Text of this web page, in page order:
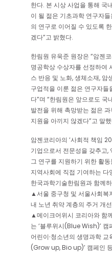
한다. 본 시상 사업을 통해 국
이 될 젊은 기초과학 연구자
의 연구로 이어질 수 있도록
겠다”고 밝혔다.
한림원 유욱준 원장은 “암젠
명공학상 수상자를 선정하여
스 반응 및 노화, 생체소재, 암
구업적을 이룬 젊은 연구자들
다”며 “한림원은 앞으로도 국
발전을 위해 촉망받는 젊은
지원을 아끼지 않겠다”고 말
암젠코리아의 ‘사회적 책임
기업으로서 전문성을 갖추고,
그 연구를 지원하기 위한 활
지역사회에 직접 기여하는
한국과학기술한림원과 함께
▲서울 중구청 및 서울사회복
내 노년 취약 계층의 주거 개
▲메이크어위시 코리아와 함
는 ‘블루위시(Blue Wish)’
어린이∙청소년의 생명과학 교
(Grow up, Bio up)’ 캠페인